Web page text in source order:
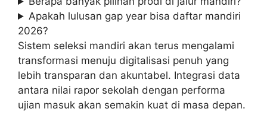
Apakah lulusan gap year bisa daftar mandiri
2026?
Sistem seleksi mandiri akan terus mengalami
transformasi menuju digitalisasi penuh yang
lebih transparan dan akuntabel. Integrasi data
antara nilai rapor sekolah dengan performa
ujian masuk akan semakin kuat di masa depan.